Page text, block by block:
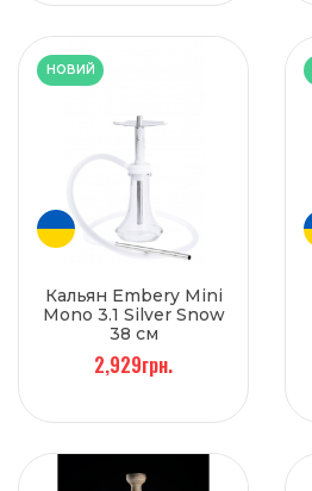
НОВИЙ
Кальян Embery Mini
Mono 3.1 Silver Snow
38 см
2,929грн.